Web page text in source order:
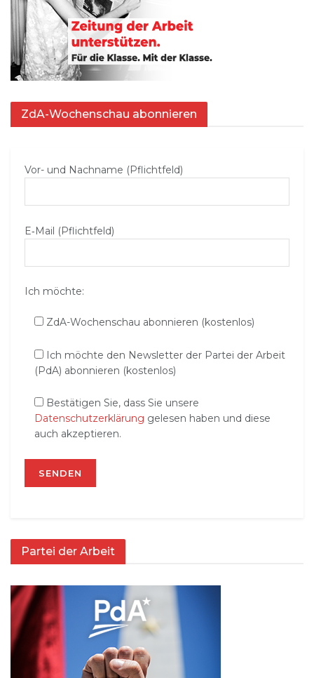
ZdA-Wochenschau abonnieren
Vor- und Nachname (Pflichtfeld)
E‑Mail (Pflichtfeld)
Ich möchte:
ZdA-Wochenschau abonnieren (kostenlos)
Ich möchte den Newsletter der Partei der Arbeit
(PdA) abonnieren (kostenlos)
Bestätigen Sie, dass Sie unsere
Datenschutzerklärung gelesen haben und diese
auch akzeptieren.
Partei der Arbeit